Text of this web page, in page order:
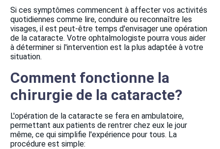
Si ces symptômes commencent à affecter vos activités
quotidiennes comme lire, conduire ou reconnaître les
visages, il est peut-être temps d'envisager une opération
de la cataracte. Votre ophtalmologiste pourra vous aider
à déterminer si l'intervention est la plus adaptée à votre
situation.
Comment fonctionne la
chirurgie de la cataracte?
L'opération de la cataracte se fera en ambulatoire,
permettant aux patients de rentrer chez eux le jour
même, ce qui simplifie l'expérience pour tous. La
procédure est simple: